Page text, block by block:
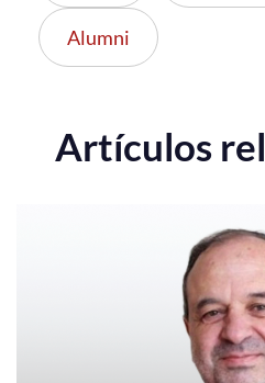
Alumni
Artículos